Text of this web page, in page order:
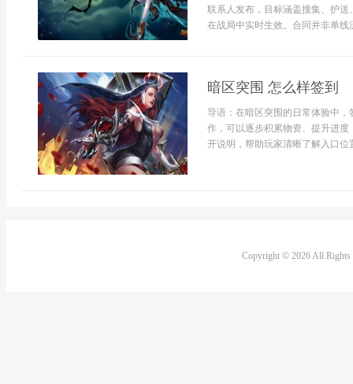
联系人发布，目标涵盖搜集、护
在战局中实时生效。合同并非单
暗区突围 怎么样签到
导语：在暗区突围的日常体验中
作，可以逐步积累物资、提升进
开说明，帮助玩家清晰了解入口位
Copyright © 2026 All